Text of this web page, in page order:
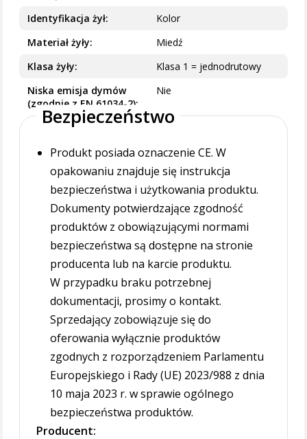
Identyfikacja żył
Kolor
Materiał żyły
Miedź
Klasa żyły
Klasa 1 = jednodrutowy
Niska emisja dymów
(zgodnie z EN 61034-2)
Nie
Bezpieczeństwo
Produkt posiada oznaczenie CE. W
opakowaniu znajduje się instrukcja
bezpieczeństwa i użytkowania produktu.
Dokumenty potwierdzające zgodność
produktów z obowiązującymi normami
bezpieczeństwa są dostępne na stronie
producenta lub na karcie produktu.
W przypadku braku potrzebnej
dokumentacji, prosimy o kontakt.
Sprzedający zobowiązuje się do
oferowania wyłącznie produktów
zgodnych z rozporządzeniem Parlamentu
Europejskiego i Rady (UE) 2023/988 z dnia
10 maja 2023 r. w sprawie ogólnego
bezpieczeństwa produktów.
Producent: